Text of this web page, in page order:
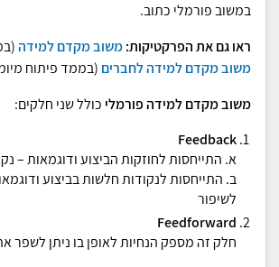
במשוב פורמלי כתוב.
ראו גם את הפרקטיקות:משוב מקדם למידה
משוב מקדם למידה לחברים (בממד פיתוח
משוב מקדם למידה פורמלי כולל שני חלקים:
Feedback
א. התייחסות לחוזקות הביצוע ודוגמאות –
ב. התייחסות לנקודות חלשות בביצוע
לשיפור
Feedforward
חלק זה מספק הנחיות לאופן בו ניתן לשפר